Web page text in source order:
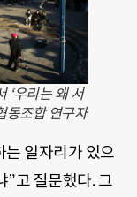
‘우리는 왜 서
동조합 연구자
는 일자리가 있으
”고 질문했다. 그